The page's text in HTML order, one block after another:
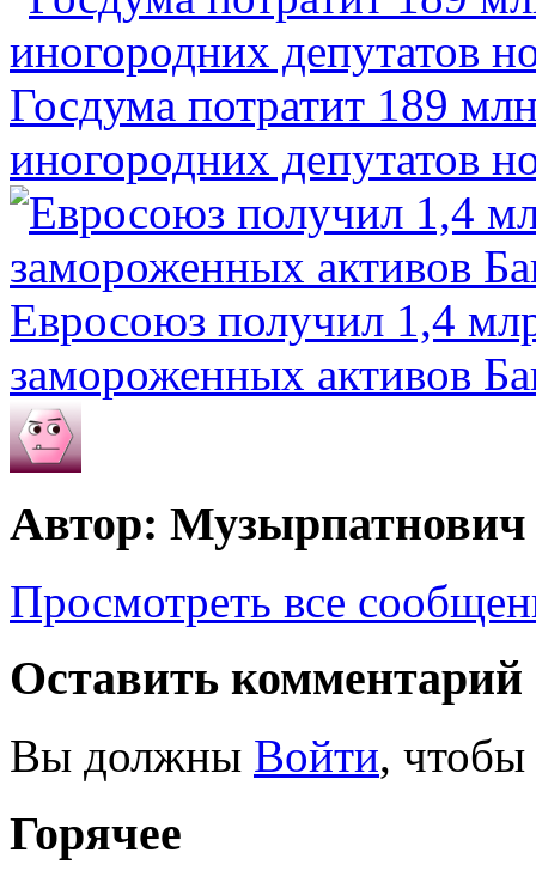
Госдума потратит 189
иногородних депутатов
Евросоюз получил 1,4
замороженных активов
Автор: Музырпатнович
Просмотреть все
Оставить комментарий
Вы должны Войти, чтобы
Горячее